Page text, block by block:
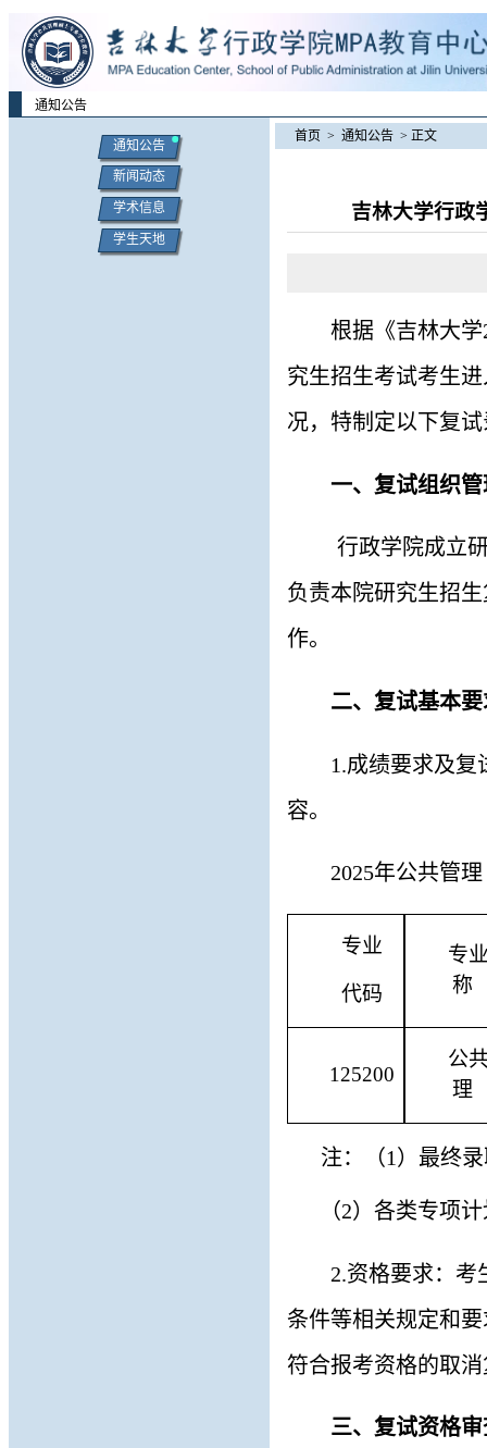
通知公告
通知公告
新闻动态
学术信息
学生天地
首页 > 通知公告 > 正文
吉林大学行政
根据《吉林大学
究生招生考试考生
况，特制定以下复
一、 复试组织管
行政学院成立
负责本院研究生招
作。
二、复试基本要
1.成绩要求及复
容。
2025年公共管理
专业
代码
专
称
125200
公
理
注： （1 ） 最终
（2） 各类专项
2.资格要求：考
条件等相关规定和要
符合报考资格的取
三、复试资格审